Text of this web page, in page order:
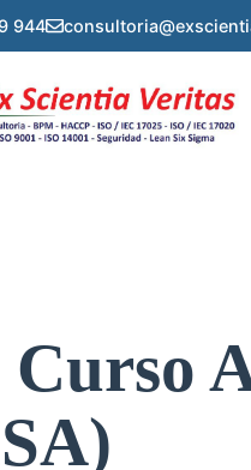
944
Curso